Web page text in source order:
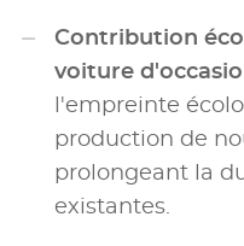
Contribution
voiture
l'empreinte
production de
prolongeant la
existantes.